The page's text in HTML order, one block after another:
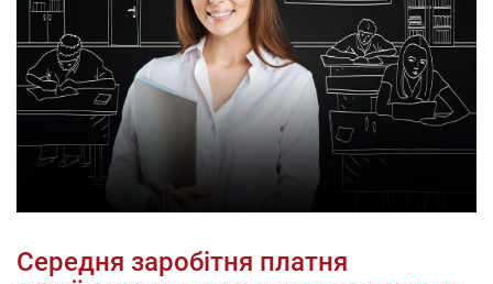
Середня заробітня платня